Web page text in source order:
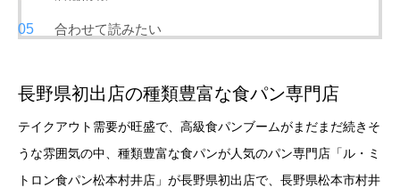
合わせて読みたい
長野県初出店の種類豊富な食パン専門店
テイクアウト需要が旺盛で、高級食パンブームがまだまだ続きそ
うな雰囲気の中、種類豊富な食パンが人気のパン専門店「ル・ミ
トロン食パン松本村井店」が長野県初出店で、長野県松本市村井